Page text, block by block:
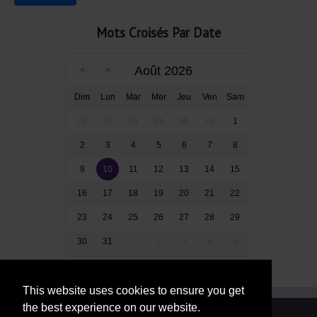
This website uses cookies to ensure you get
the best experience on our website.
Mots Croisés Par Date
Août 2026
Dim Lun Mar Mer Jeu Ven Sam
1
2 3 4 5 6 7 8
9 10 11 12 13 14 15
16 17 18 19 20 21 22
23 24 25 26 27 28 29
30 31